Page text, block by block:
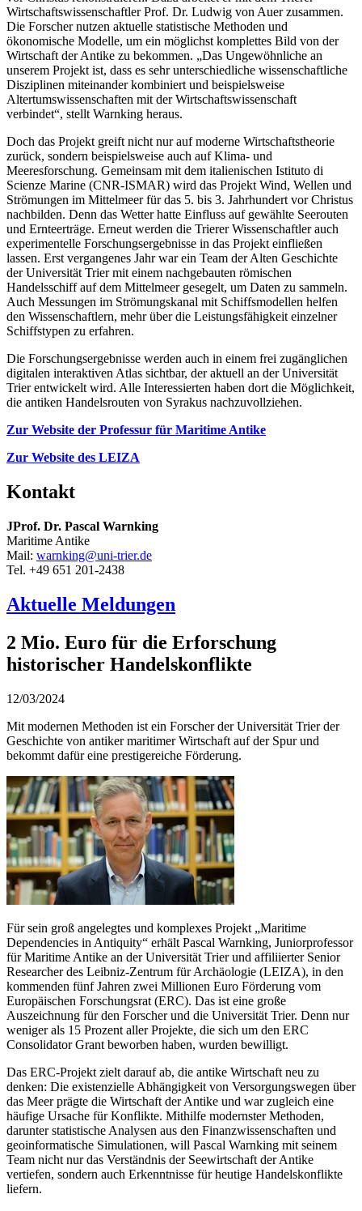
Wirtschaftswissenschaftler Prof. Dr. Ludwig von Auer zusammen.
Die Forscher nutzen aktuelle statistische Methoden und
ökonomische Modelle, um ein möglichst komplettes Bild von der
Wirtschaft der Antike zu bekommen. „Das Ungewöhnliche an
unserem Projekt ist, dass es sehr unterschiedliche wissenschaftliche
Disziplinen miteinander kombiniert und beispielsweise
Altertumswissenschaften mit der Wirtschaftswissenschaft
verbindet“, stellt Warnking heraus.
Doch das Projekt greift nicht nur auf moderne Wirtschaftstheorie
zurück, sondern beispielsweise auch auf Klima- und
Meeresforschung. Gemeinsam mit dem italienischen Istituto di
Scienze Marine (CNR-ISMAR) wird das Projekt Wind, Wellen und
Strömungen im Mittelmeer für das 5. bis 3. Jahrhundert vor Christus
nachbilden. Denn das Wetter hatte Einfluss auf gewählte Seerouten
und Ernteerträge. Erneut werden die Trierer Wissenschaftler auch
experimentelle Forschungsergebnisse in das Projekt einfließen
lassen. Erst vergangenes Jahr war ein Team der Alten Geschichte
der Universität Trier mit einem nachgebauten römischen
Handelsschiff auf dem Mittelmeer gesegelt, um Daten zu sammeln.
Auch Messungen im Strömungskanal mit Schiffsmodellen helfen
den Wissenschaftlern, mehr über die Leistungsfähigkeit einzelner
Schiffstypen zu erfahren.
Die Forschungsergebnisse werden auch in einem frei zugänglichen
digitalen interaktiven Atlas sichtbar, der aktuell an der Universität
Trier entwickelt wird. Alle Interessierten haben dort die Möglichkeit,
die antiken Handelsrouten von Syrakus nachzuvollziehen.
Zur Website der Professur für Maritime Antike
Zur Website des LEIZA
Kontakt
JProf. Dr. Pascal Warnking
Maritime Antike
Mail: warnking@uni-trier.de
Tel. +49 651 201-2438
Aktuelle Meldungen
2 Mio. Euro für die Erforschung
historischer Handelskonflikte
12/03/2024
Mit modernen Methoden ist ein Forscher der Universität Trier der
Geschichte von antiker maritimer Wirtschaft auf der Spur und
bekommt dafür eine prestigereiche Förderung.
Für sein groß angelegtes und komplexes Projekt „Maritime
Dependencies in Antiquity“ erhält Pascal Warnking, Juniorprofessor
für Maritime Antike an der Universität Trier und affiliierter Senior
Researcher des Leibniz-Zentrum für Archäologie (LEIZA), in den
kommenden fünf Jahren zwei Millionen Euro Förderung vom
Europäischen Forschungsrat (ERC). Das ist eine große
Auszeichnung für den Forscher und die Universität Trier. Denn nur
weniger als 15 Prozent aller Projekte, die sich um den ERC
Consolidator Grant beworben haben, wurden bewilligt.
Das ERC-Projekt zielt darauf ab, die antike Wirtschaft neu zu
denken: Die existenzielle Abhängigkeit von Versorgungswegen über
das Meer prägte die Wirtschaft der Antike und war zugleich eine
häufige Ursache für Konflikte. Mithilfe modernster Methoden,
darunter statistische Analysen aus den Finanzwissenschaften und
geoinformatische Simulationen, will Pascal Warnking mit seinem
Team nicht nur das Verständnis der Seewirtschaft der Antike
vertiefen, sondern auch Erkenntnisse für heutige Handelskonflikte
liefern.